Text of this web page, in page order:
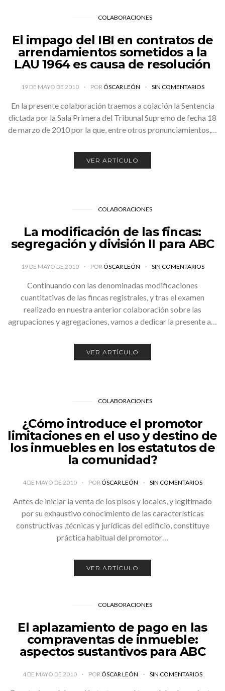
COLABORACIONES
El impago del IBI en contratos de
arrendamientos sometidos a la
LAU 1964 es causa de resolución
19 DE MAYO DE 2010 PORÓSCAR LEÓN SIN COMENTARIOS
En la presente colaboración traemos a colación la Sentencia
dictada por la Sala Primera del Tribunal Supremo de fecha 18
de marzo de 2010 por la que, entre otros pronunciamientos,…
VER ARTÍCULO
COLABORACIONES
La modificación de las fincas:
segregación y división II para ABC
19 DE MAYO DE 2010 PORÓSCAR LEÓN SIN COMENTARIOS
Continuando con las denominadas modificaciones
cuantitativas de las fincas registrales, y tras el examen
realizado en nuestra anterior colaboración sobre las
agrupaciones y agregaciones, vamos a dedicar la presente a…
VER ARTÍCULO
COLABORACIONES
¿Cómo introduce el promotor
limitaciones en el uso y destino de
los inmuebles en los estatutos de
la comunidad?
4 DE MAYO DE 2010 PORÓSCAR LEÓN SIN COMENTARIOS
Antes de iniciar la venta de los pisos y locales, y legitimado
por su exhaustivo conocimiento de las características
constructivas ,técnicas y jurídicas del edificio, constituye
práctica habitual del promotor…
VER ARTÍCULO
COLABORACIONES
El aplazamiento de pago en las
compraventas de inmueble:
aspectos sustantivos para ABC
4 DE MAYO DE 2010 PORÓSCAR LEÓN SIN COMENTARIOS